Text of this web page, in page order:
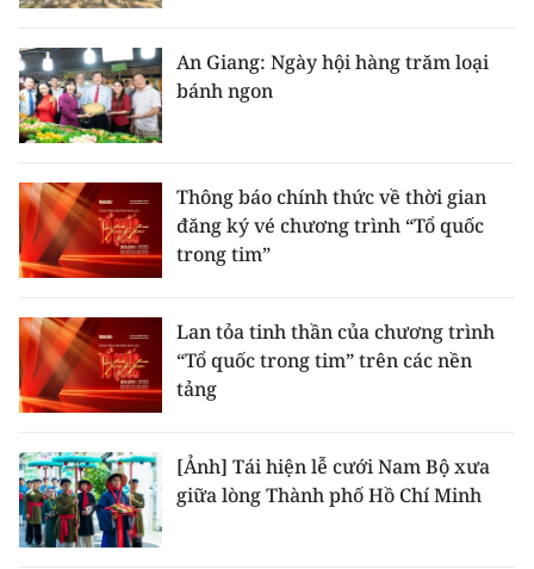
An Giang: Ngày hội hàng trăm loại
bánh ngon
Thông báo chính thức về thời gian
đăng ký vé chương trình “Tổ quốc
trong tim”
Lan tỏa tinh thần của chương trình
“Tổ quốc trong tim” trên các nền
tảng
[Ảnh] Tái hiện lễ cưới Nam Bộ xưa
giữa lòng Thành phố Hồ Chí Minh